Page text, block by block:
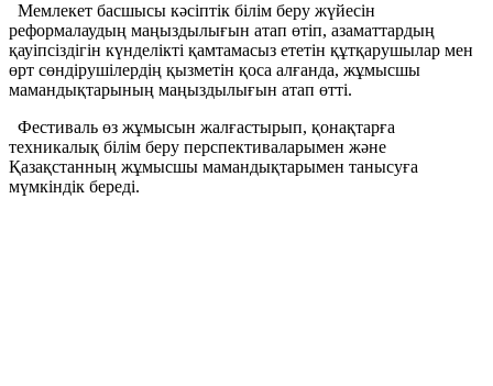
Мемлекет басшысы кәсіптік білім беру жүйесін
реформалаудың маңыздылығын атап өтіп, азаматтардың
қауіпсіздігін күнделікті қамтамасыз ететін құтқарушылар мен
өрт сөндірушілердің қызметін қоса алғанда, жұмысшы
мамандықтарының маңыздылығын атап өтті.
Фестиваль өз жұмысын жалғастырып, қонақтарға
техникалық білім беру перспективаларымен және
Қазақстанның жұмысшы мамандықтарымен танысуға
мүмкіндік береді.